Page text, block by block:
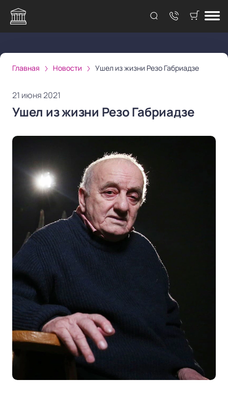
Главная Новости Ушел из жизни Резо Габриадзе
21 июня 2021
Ушел из жизни Резо Габриадзе